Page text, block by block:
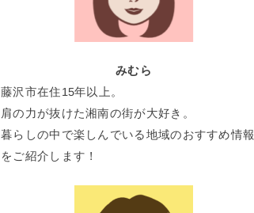
みむら
藤沢市在住15年以上。
肩の力が抜けた湘南の街が大好き。
暮らしの中で楽しんでいる地域のおすすめ情報
をご紹介します！